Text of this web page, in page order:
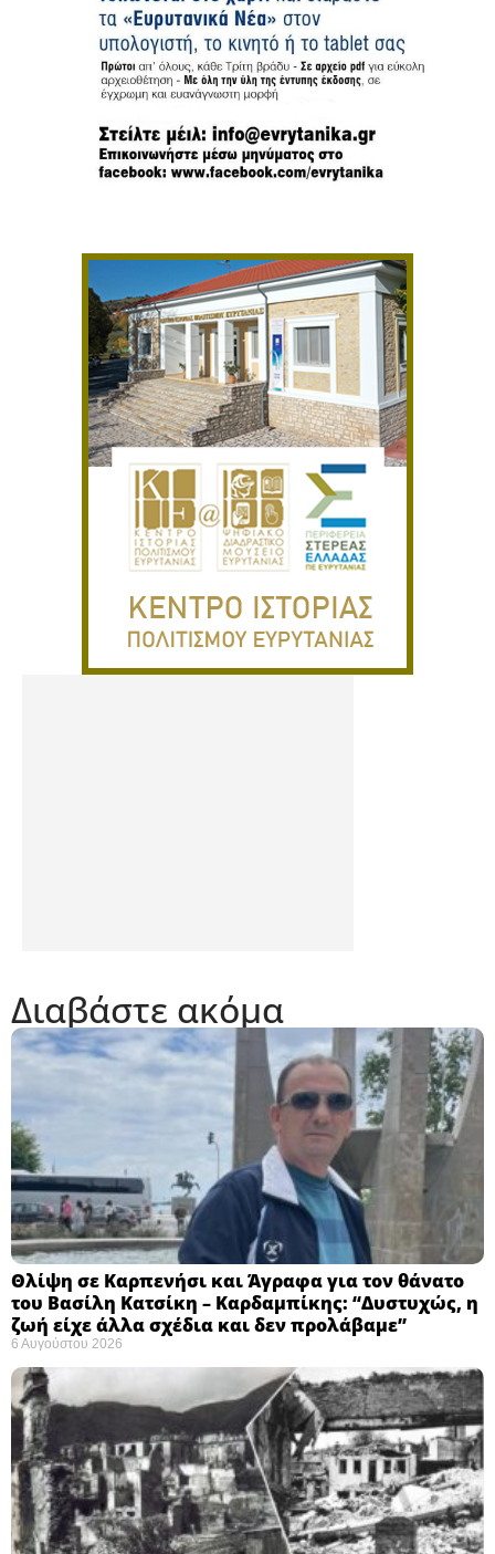
Διαβάστε ακόμα
Θλίψη σε Καρπενήσι και Άγραφα για τον θάνατο
του Βασίλη Κατσίκη – Καρδαμπίκης: “Δυστυχώς, η
ζωή είχε άλλα σχέδια και δεν προλάβαμε”
6 Αυγούστου 2026